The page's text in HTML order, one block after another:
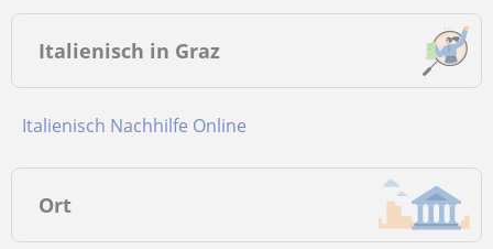
Italienisch in Graz
Italienisch Nachhilfe Online
Ort